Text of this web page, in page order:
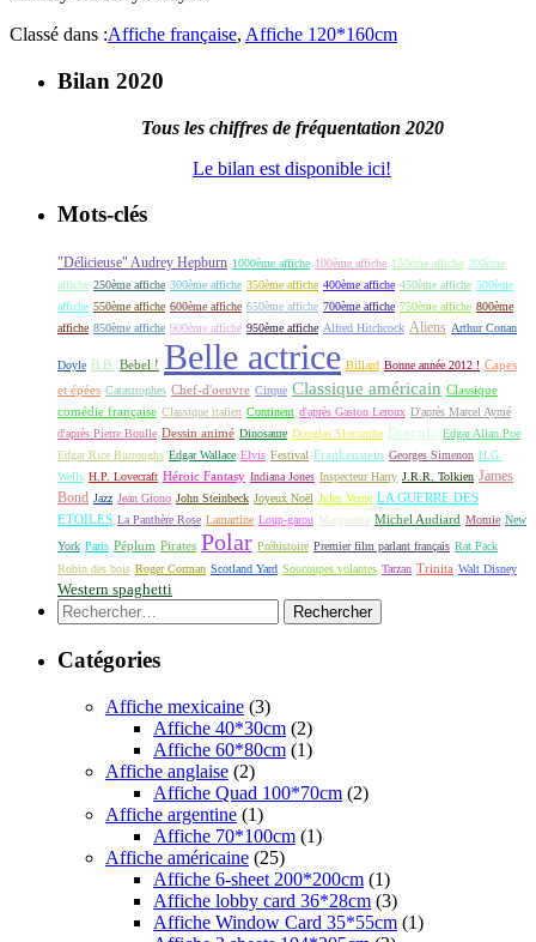
Classé dans :Affiche française, Affiche 120*160cm
Bilan 2020
Tous les chiffres de fréquentation 2020
Le bilan est disponible ici!
Mots-clés
"Délicieuse" Audrey Hepburn 1000ème affiche 100ème affiche 150ème affiche 200ème
affiche 250ème affiche 300ème affiche 350ème affiche 400ème affiche 450ème affiche 500ème
affiche 550ème affiche 600ème affiche 650ème affiche 700ème affiche 750ème affiche 800ème
affiche 850ème affiche 900ème affiche 950ème affiche Alfred Hitchcock Aliens Arthur Conan
Doyle B.B. Bebel ! Belle actrice Billard Bonne année 2012 ! Capes
et épées Catastrophes Chef-d'oeuvre Cirque Classique américain Classique
comédie française Classique italien Continent d'après Gaston Leroux D'après Marcel Aymé
d'après Pierre Boulle Dessin animé Dinosaure Douglas Slocombe Dracula Edgar Allan Poe
Edgar Rice Burroughs Edgar Wallace Elvis Festival Frankenstein Georges Simenon H.G.
Wells H.P. Lovecraft Héroic Fantasy Indiana Jones Inspecteur Harry J.R.R. Tolkien James
Bond Jazz Jean Giono John Steinbeck Joyeux Noël Jules Verne LA GUERRE DES
ETOILES La Panthère Rose Lamartine Loup-garou Marguerite Michel Audiard Momie New
York Paris Péplum Pirates Polar Préhistoire Premier film parlant français Rat Pack
Robin des bois Roger Corman Scotland Yard Soucoupes volantes Tarzan Trinita Walt Disney
Western spaghetti
Rechercher :
Catégories
Affiche mexicaine (3)
Affiche 40*30cm (2)
Affiche 60*80cm (1)
Affiche anglaise (2)
Affiche Quad 100*70cm (2)
Affiche argentine (1)
Affiche 70*100cm (1)
Affiche américaine (25)
Affiche 6-sheet 200*200cm (1)
Affiche lobby card 36*28cm (3)
Affiche Window Card 35*55cm (1)